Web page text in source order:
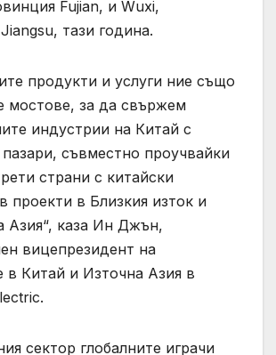
Fujian, и Wuxi,
тази година.
продукти и услуги ние също
мостове, за да свържем
индустрии на Китай с
пазари, съвместно проучвайки
страни с китайски
проекти в Близкия изток и
Азия“, каза Ин Джън,
вицепрезидент на
в Китай и Източна Азия в
сектор глобалните играчи